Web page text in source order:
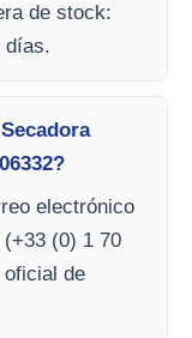
de stock:
días.
electrónico
(0) 1 70
de